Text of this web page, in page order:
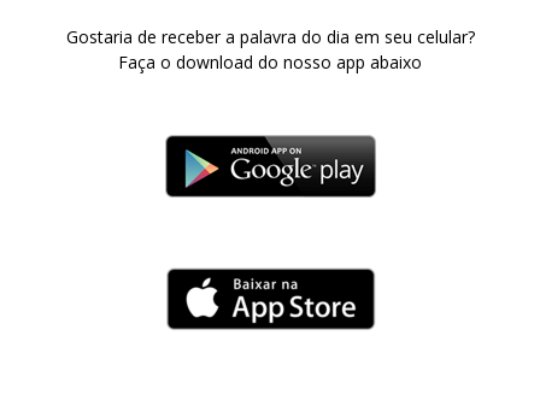
Gostaria de receber a palavra do dia em seu celular?
Faça o download do nosso app abaixo